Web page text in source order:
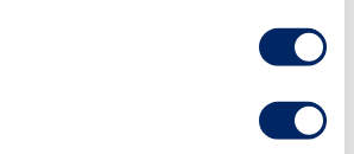
asetti syksyllä asiantuntijaryhmän
jo ensi kevään
pitäen. Työryhmän tehtävänanto